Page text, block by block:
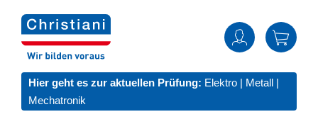
Hier geht es zur aktuellen Prüfung: Elektro | Metall |
Mechatronik